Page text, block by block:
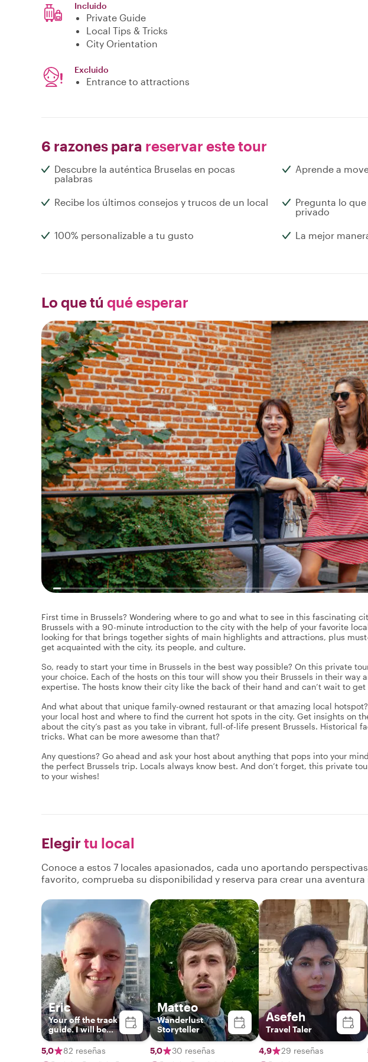
Incluido
Private Guide
Local Tips & Tricks
City Orientation
Excluido
Entrance to attractions
6 razones para reservar este tour
Descubre la auténtica Bruselas en pocas
palabras
Aprende a
Recibe los últimos consejos y trucos de un local
Pregunta lo
privado
100% personalizable a tu gusto La mejor
Lo que tú qué esperar
First time in Brussels? Wondering where to go and what to see in this fascinating
Brussels with a 90-minute introduction to the city with the help of your favorite
looking for that brings together sights of main highlights and attractions, plus
get acquainted with the city, its people, and culture.
So, ready to start your time in Brussels in the best way possible? On this private
your choice. Each of the hosts on this tour will show you their Brussels in their way
expertise. The hosts know their city like the back of their hand and can’t wait to
And what about that unique family-owned restaurant or that amazing local
your local host and where to find the current hot spots in the city. Get insights on
about the city’s past as you take in vibrant, full-of-life present Brussels. Historical
tricks. What can be more awesome than that?
Any questions? Go ahead and ask your host about anything that pops into your
the perfect Brussels trip. Locals always know best. And don’t forget, this private
to your wishes!
Elegir tu local
Conoce a estos 7 locales apasionados, cada uno aportando
favorito, comprueba su disponibilidad y reserva para crear una aventura
Eric
Your off the track
guide. I will be
happy to meet
you !
5,0 82 reseñas
Matteo
Wanderlust
Storyteller
5,0 30 reseñas
Asefeh
Travel Taler
4,9 29 reseñas